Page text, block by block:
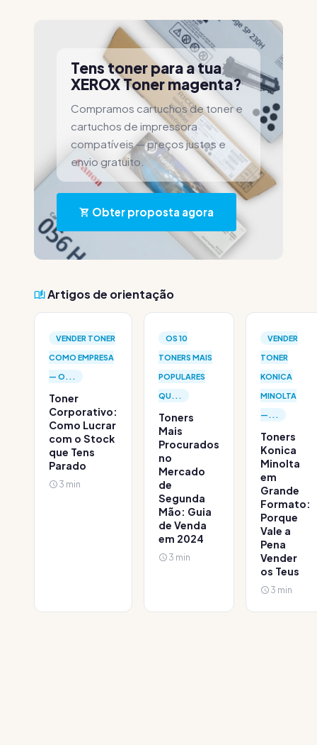
Tens toner para a tua
XEROX Toner magenta?
Compramos cartuchos de toner e
cartuchos de impressora
compatíveis — preços justos e
envio gratuito.
Obter proposta agora
Artigos de orientação
VENDER TONER
COMO EMPRESA
— O...
Toner
Corporativo:
Como Lucrar
com o Stock
que Tens
Parado
3 min
OS 10
TONERS MAIS
POPULARES
QU...
Toners
Mais
Procurados
no
Mercado
de
Segunda
Mão: Guia
de Venda
em 2024
3 min
VENDER
TONER
KONICA
MINOLTA
—...
Toners
Konica
Minolta
em
Grande
Formato:
Porque
Vale a
Pena
Vender
os Teus
3 min